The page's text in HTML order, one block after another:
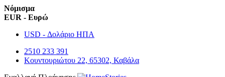
Νόμισμα
EUR - Ευρώ
USD - Δολάριο ΗΠΑ
2510 233 391
Κουντουριώτου 22, 65302, Καβάλα